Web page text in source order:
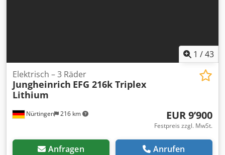
1 /43
Nürtingen 216 km
Elektrisch – 3 Räder
Jungheinrich EFG 216k Triplex
Lithium
EUR 9’900
Festpreis zzgl. MwSt.
Anfragen Anrufen